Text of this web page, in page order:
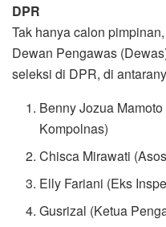
DPR
Tak hanya calon
Dewan Pengawas
seleksi di DPR, di
Benny Jozua
Kompolnas)
Chisca Mirawati
Elly Fariani (Eks
Gusrizal (Ketua